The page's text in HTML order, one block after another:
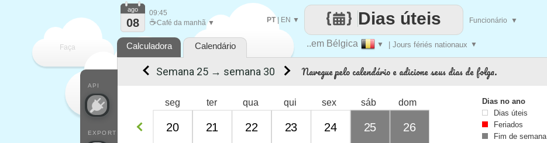
Faça ..em Bélgica ▼ | Jours fériés nationaux ▼
Dias úteis
PT| EN ▼ Funcionário ▼
API
EXPORT
ago
08
09:45
☕Café da manhã ▼
Calculadora Calendário
Navegue pelo calendário e adicione seus dias de folga.
seg ter qua qui sex sáb dom
20 21 22 23 24 25 26
Semana 25 → semana 30
Dias no ano
Dias úteis
Feriados
Fim de semana